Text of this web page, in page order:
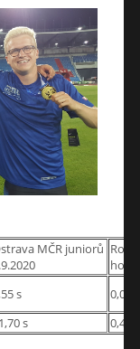
MČR juniorů
s
0,02 s
s 0,40 s